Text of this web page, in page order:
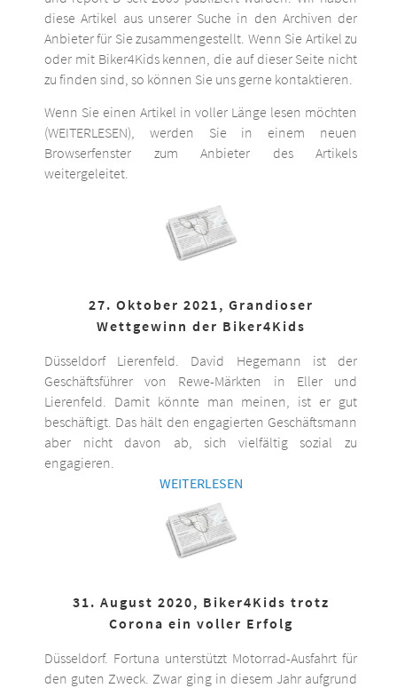
diese Artikel aus unserer Suche in den Archiven der
Anbieter für Sie zusammengestellt. Wenn Sie Artikel zu
oder mit Biker4Kids kennen, die auf dieser Seite nicht
zu finden sind, so können Sie uns gerne kontaktieren.
Wenn Sie einen Artikel in voller Länge lesen möchten
(WEITERLESEN), werden Sie in einem neuen
Browserfenster zum Anbieter des Artikels
weitergeleitet.
27. Oktober 2021, Grandioser
Wettgewinn der Biker4Kids
Düsseldorf Lierenfeld. David Hegemann ist der
Geschäftsführer von Rewe-Märkten in Eller und
Lierenfeld. Damit könnte man meinen, ist er gut
beschäftigt. Das hält den engagierten Geschäftsmann
aber nicht davon ab, sich vielfältig sozial zu
engagieren.
WEITERLESEN
31. August 2020, Biker4Kids trotz
Corona ein voller Erfolg
Düsseldorf. Fortuna unterstützt Motorrad-Ausfahrt für
den guten Zweck. Zwar ging in diesem Jahr aufgrund